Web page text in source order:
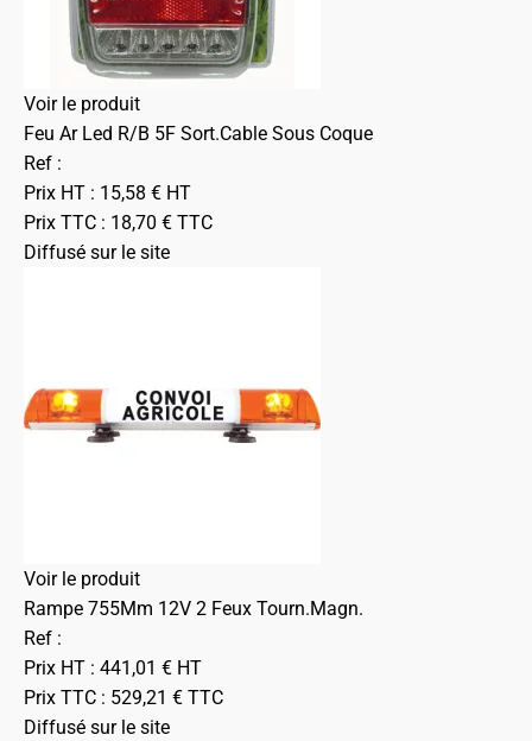
Voir le produit
Feu Ar Led R/B 5F Sort.Cable Sous Coque
Ref :
Prix HT : 15,58 € HT
Prix TTC : 18,70 € TTC
Diffusé sur le site
Voir le produit
Rampe 755Mm 12V 2 Feux Tourn.Magn.
Ref :
Prix HT : 441,01 € HT
Prix TTC : 529,21 € TTC
Diffusé sur le site